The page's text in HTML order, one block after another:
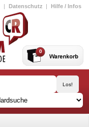
| Datenschutz | Hilfe / Infos
0